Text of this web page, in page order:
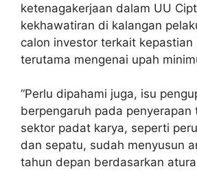
ketenagakerjaan dalam UU
kekhawatiran di kalangan
calon investor terkait kepastian
terutama mengenai upah
“Perlu dipahami juga, isu
berpengaruh pada penyerapan
sektor padat karya, seperti
dan sepatu, sudah menyusun
tahun depan berdasarkan